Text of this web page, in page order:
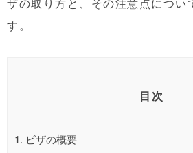
す。
目次
1. ビザの概要